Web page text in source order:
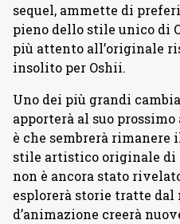
sequel, ammette di
pieno dello stile unico di
più attento all’originale
insolito per Oshii.
Uno dei più grandi
apporterà al suo
è che sembrerà
stile artistico originale di
non è ancora stato
esplorerà storie tratte dal
d’animazione creerà